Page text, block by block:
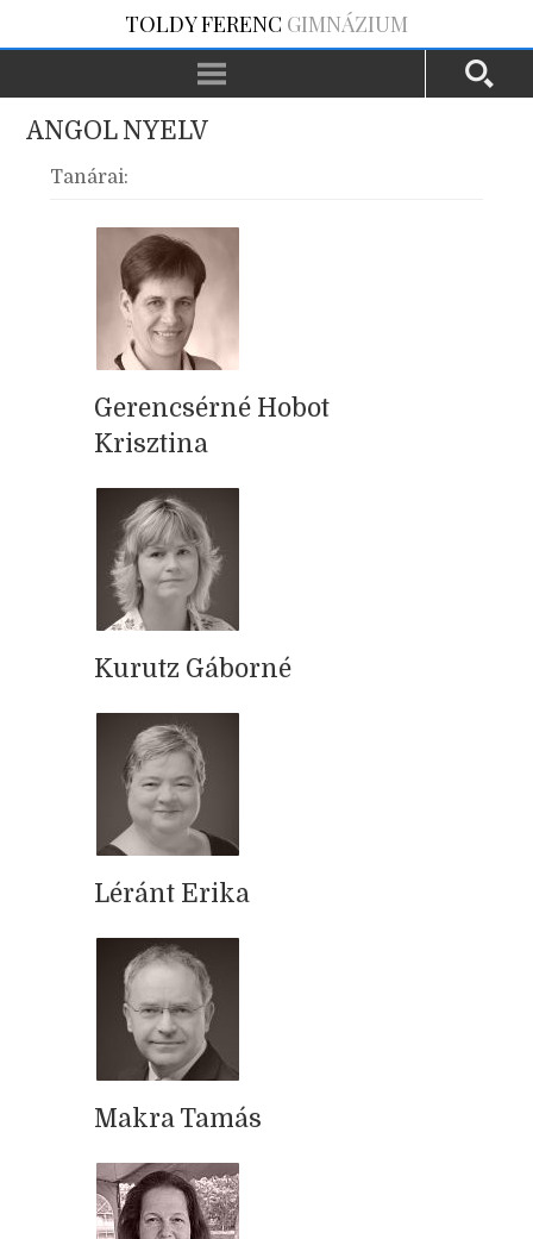
TOLDY FERENC GIMNÁZIUM
ANGOL NYELV
Tanárai:
Gerencsérné Hobot
Krisztina
Kurutz Gáborné
Léránt Erika
Makra Tamás